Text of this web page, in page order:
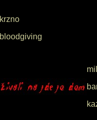
krzno
bloodgiving